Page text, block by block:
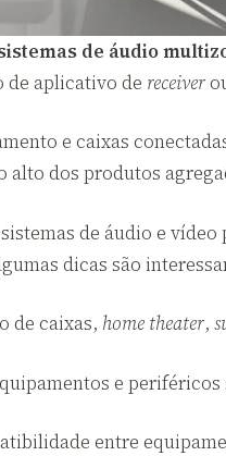
de áudio
de aplicativo de receiver
e caixas
alto dos produtos
de áudio e
dicas são
de caixas, home theater,
e
entre